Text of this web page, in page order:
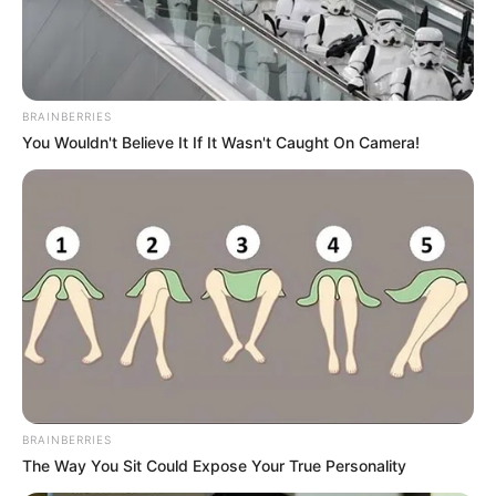
articulación con la Fiscalía General de la Nación y el
Ejército Nacional.
BRAINBERRIES
You Wouldn't Believe It If It Wasn't Caught On Camera!
BRAINBERRIES
The Way You Sit Could Expose Your True Personality